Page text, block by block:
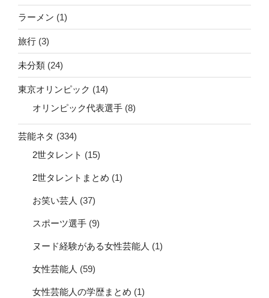
ラーメン (1)
旅行 (3)
未分類 (24)
東京オリンピック (14)
オリンピック代表選手 (8)
芸能ネタ (334)
2世タレント (15)
2世タレントまとめ (1)
お笑い芸人 (37)
スポーツ選手 (9)
ヌード経験がある女性芸能人 (1)
女性芸能人 (59)
女性芸能人の学歴まとめ (1)